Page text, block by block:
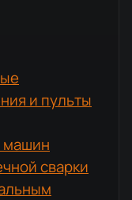
и пульты
машин
сварки